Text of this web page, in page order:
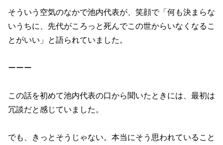
そういう空気のなかで池内代表が、笑顔で「何も決まらな
いうちに、先代がころっと死んでこの世からいなくなるこ
とがいい」と語られていました。
ーーー
この話を初めて池内代表の口から聞いたときには、最初は
冗談だと感じていました。
でも、きっとそうじゃない。本当にそう思われていること